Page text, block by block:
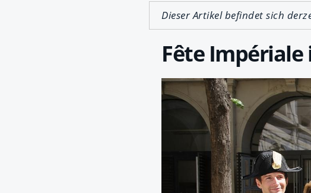
Dieser Artikel befindet sich
Fête